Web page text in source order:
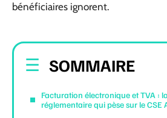
bénéficiaires ignorent.
SOMMAIRE
Facturation électronique et TVA :
réglementaire qui pèse sur le CSE